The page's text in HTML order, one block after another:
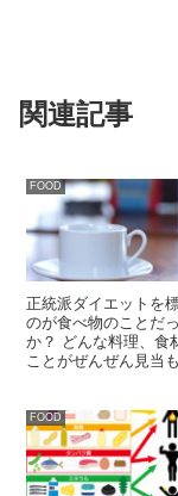
関連記事
FOOD
正統派ダイエットを
のが食べ物のことだ
か？ どんな料理、食
ことがぜんぜん見当
FOOD